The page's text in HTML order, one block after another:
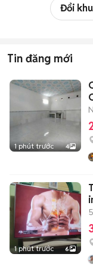
Đổi
Tin đăng mới
1 phút trước 4
1 phút trước 6